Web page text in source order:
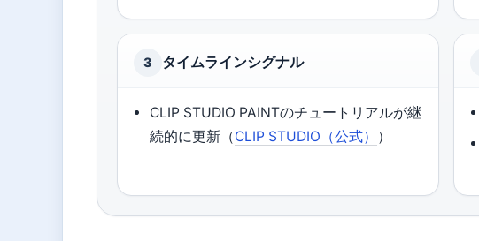
3 タイムラインシグナル
CLIP STUDIO PAINTのチュートリアルが継
続的に更新（CLIP STUDIO（公式） ）